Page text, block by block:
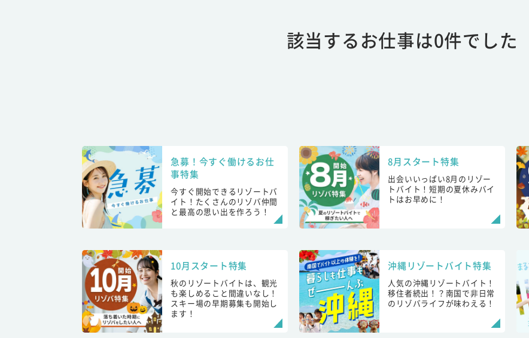
該当するお仕事は0件でした
急募！今すぐ働けるお仕
事特集
今すぐ開始できるリゾートバ
イト！たくさんのリゾバ仲間
と最高の思い出を作ろう！
8月スタート特集
出会いいっぱい8月のリゾー
トバイト！短期の夏休みバイ
トはお早めに！
10月スタート特集
秋のリゾートバイトは、観光
も楽しめること間違いなし！
スキー場の早期募集も開始し
ます！
沖縄リゾートバイト特集
人気の沖縄リゾートバイト！
移住者続出！？南国で非日常
のリゾバライフが味わえる！